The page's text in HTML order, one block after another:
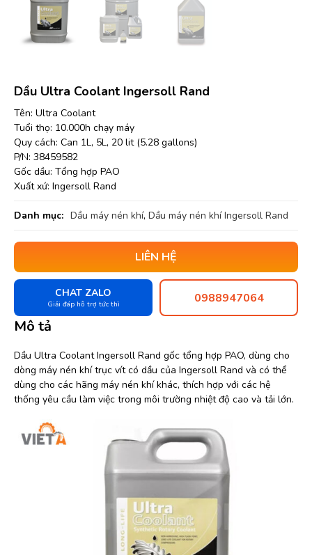
Dầu Ultra Coolant Ingersoll Rand
Tên: Ultra Coolant
Tuổi thọ: 10.000h chạy máy
Quy cách: Can 1L, 5L, 20 lit (5.28 gallons)
P/N: 38459582
Gốc dầu: Tổng hợp PAO
Xuất xứ: Ingersoll Rand
Danh mục: Dầu máy nén khí, Dầu máy nén khí Ingersoll Rand
LIÊN HỆ
CHAT ZALO
Giải đáp hỗ trợ tức thì 0988947064
Mô tả
Dầu Ultra Coolant Ingersoll Rand gốc tổng hợp PAO, dùng cho
dòng máy nén khí trục vít có dầu của Ingersoll Rand và có thể
dùng cho các hãng máy nén khí khác, thích hợp với các hệ
thống yêu cầu làm việc trong môi trường nhiệt độ cao và tải lớn.